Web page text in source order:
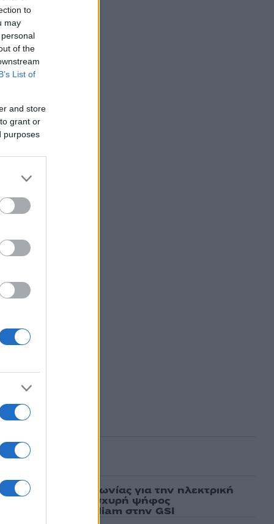
to
may
of the
List of
and store
grant or
purposes
50
υπογραφή συμφωνίας για την ηλεκτρική
– Κύπρου: «Ισχυρή ψήφος
είσοδος της Meridiam στην GSI